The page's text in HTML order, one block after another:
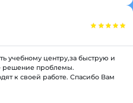
учебному центру,за быструю и
решение проблемы.
к своей работе. Спасибо Вам